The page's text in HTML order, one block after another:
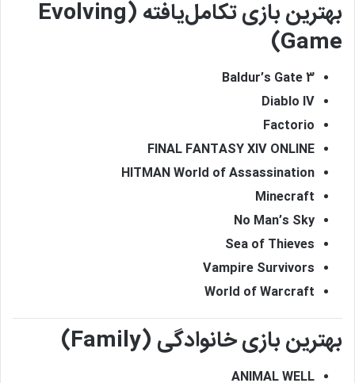
بهترین بازی تکامل‌یافته (Evolving
Game)
Baldur’s Gate 3
Diablo IV
Factorio
FINAL FANTASY XIV ONLINE
HITMAN World of Assassination
Minecraft
No Man’s Sky
Sea of Thieves
Vampire Survivors
World of Warcraft
بهترین بازی خانوادگی (Family)
ANIMAL WELL